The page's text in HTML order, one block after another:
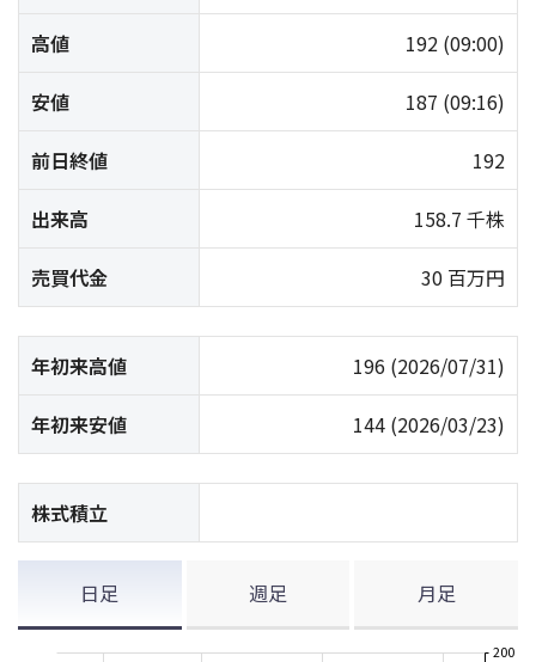
高値 192 (09:00)
安値 187 (09:16)
前日終値 192
出来高 158.7 千株
売買代金 30 百万円
年初来高値 196 (2026/07/31)
年初来安値 144 (2026/03/23)
株式積立
日足 週足 月足
200